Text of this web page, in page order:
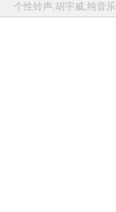
个性铃声,胡宇威,纯音乐